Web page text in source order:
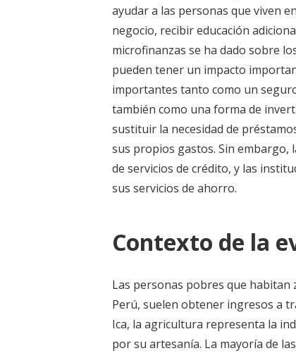
ayudar a las personas que viven
negocio, recibir educación
microfinanzas se ha dado sobre
pueden tener un impacto
importantes tanto como un
también como una forma de
sustituir la necesidad de
sus propios gastos. Sin embargo,
de servicios de crédito, y las
sus servicios de ahorro.
Contexto de la
Las personas pobres que habitan
Perú, suelen obtener ingresos a
Ica, la agricultura representa la
por su artesanía. La mayoría de